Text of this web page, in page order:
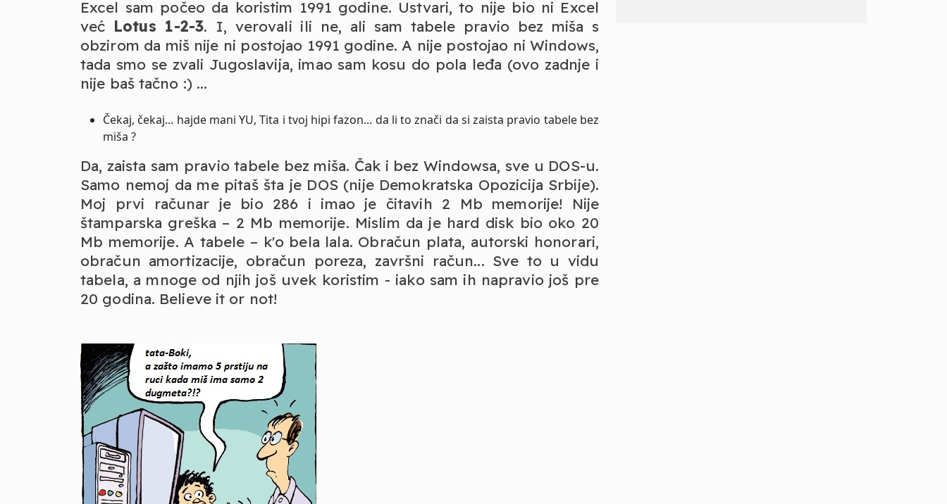
Excel sam počeo da koristim 1991 godine. Ustvari, to nije bio ni Excel
već Lotus 1-2-3. I, verovali ili ne, ali sam tabele pravio bez miša s
obzirom da miš nije ni postojao 1991 godine. A nije postojao ni Windows,
tada smo se zvali Jugoslavija, imao sam kosu do pola leđa (ovo zadnje i
nije baš tačno :) ...
Čekaj, čekaj... hajde mani YU, Tita i tvoj hipi fazon... da li to znači da si zaista pravio tabele bez
miša ?
Da, zaista sam pravio tabele bez miša. Čak i bez Windowsa, sve u DOS-u.
Samo nemoj da me pitaš šta je DOS (nije Demokratska Opozicija Srbije).
Moj prvi računar je bio 286 i imao je čitavih 2 Mb memorije! Nije
štamparska greška – 2 Mb memorije. Mislim da je hard disk bio oko 20
Mb memorije. A tabele – k'o bela lala. Obračun plata, autorski honorari,
obračun amortizacije, obračun poreza, završni račun... Sve to u vidu
tabela, a mnoge od njih još uvek koristim - iako sam ih napravio još pre
20 godina. Believe it or not!